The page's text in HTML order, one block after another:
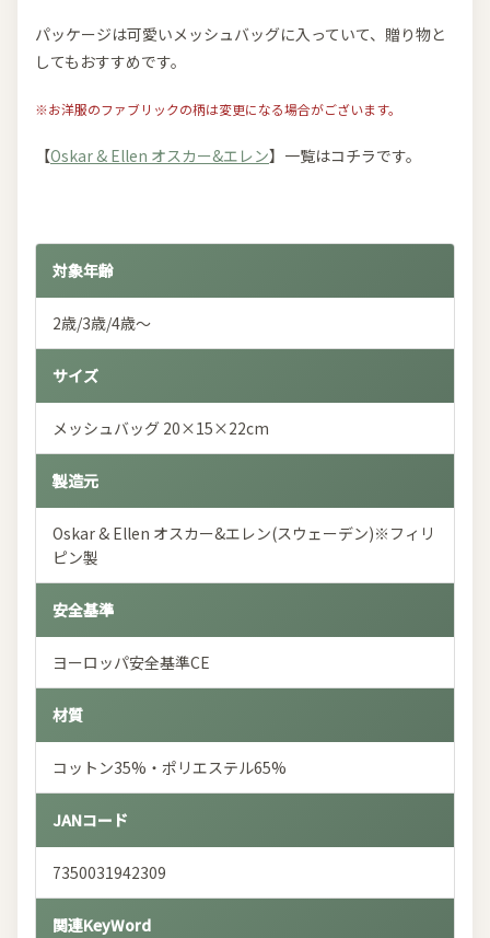
パッケージは可愛いメッシュバッグに入っていて、贈り物と
してもおすすめです。
※お洋服のファブリックの柄は変更になる場合がございます。
【Oskar & Ellen オスカー&エレン】一覧はコチラです。
対象年齢
2歳/3歳/4歳～
サイズ
メッシュバッグ 20×15×22cm
製造元
Oskar & Ellen オスカー&エレン(スウェーデン)※フィリ
ピン製
安全基準
ヨーロッパ安全基準CE
材質
コットン35%・ポリエステル65%
JANコード
7350031942309
関連KeyWord